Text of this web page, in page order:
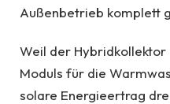
Außenbetrieb komplett
Weil der
Moduls für die
solare Energieertrag